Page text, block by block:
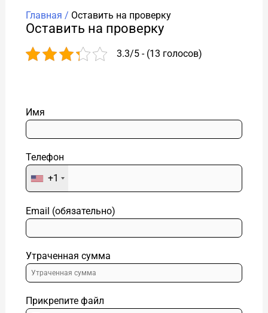
Главная / Оставить на проверку
Оставить на проверку
3.3/5 - (13 голосов)
Имя
Телефон
+1
Email (обязательно)
Утраченная сумма
Прикрепите файл